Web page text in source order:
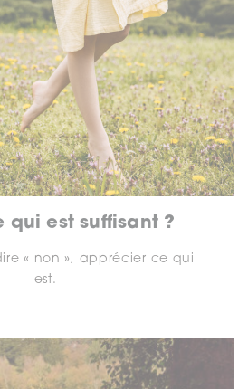
qui est suffisant ?
« non », apprécier ce qui
est.